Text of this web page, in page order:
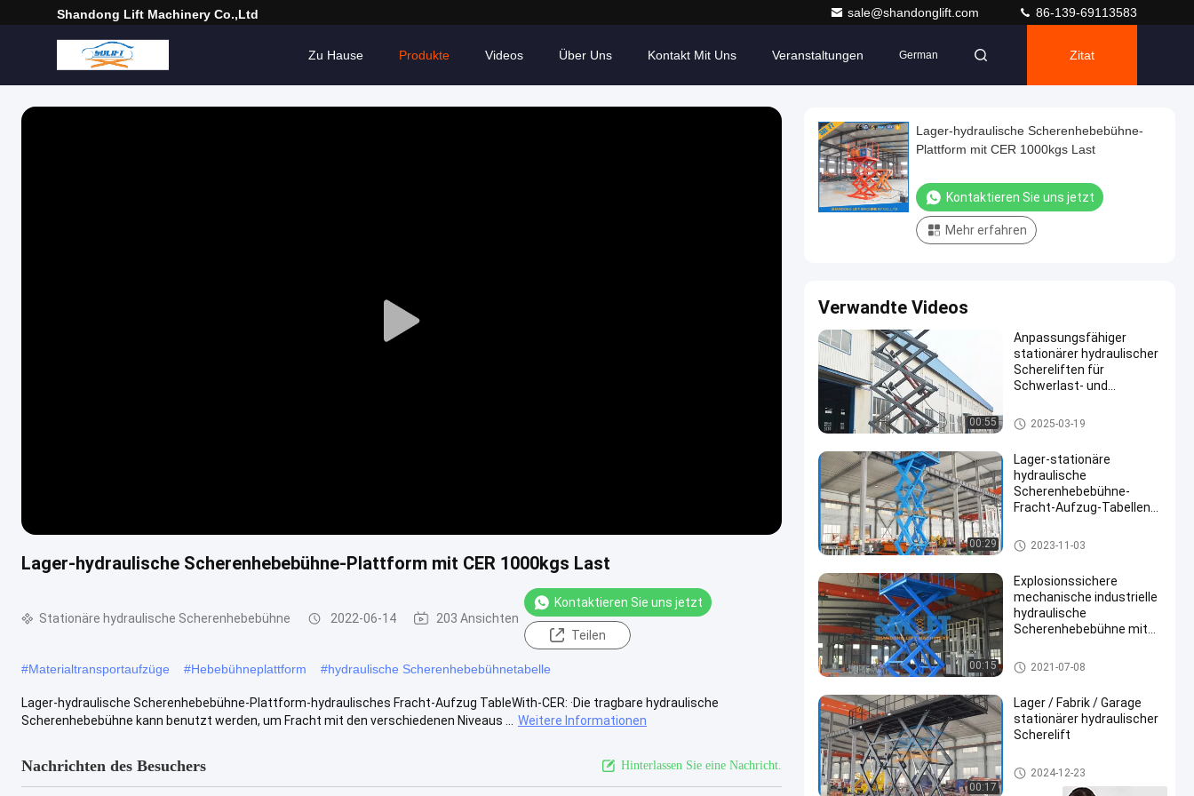
Shandong Lift Machinery Co.,Ltd sale@shandonglift.com 86-139-69113583
Zu Hause Produkte Videos Über Uns Kontakt Mit Uns Veranstaltungen German Zitat
Play
Lager-hydraulische Scherenhebebühne-Plattform mit CER 1000kgs Last
Stationäre hydraulische Scherenhebebühne 2022-06-14 203 Ansichten
Kontaktieren Sie uns jetzt
Teilen
#Materialtransportaufzüge #Hebebühneplattform #hydraulische Scherenhebebühnetabelle
Lager-hydraulische Scherenhebebühne-Plattform-hydraulisches Fracht-Aufzug TableWith-CER: ·Die tragbare hydraulische
Scherenhebebühne kann benutzt werden, um Fracht mit den verschiedenen Niveaus ...
Weitere Informationen
Nachrichten des Besuchers Hinterlassen Sie eine Nachricht.
Lager-hydraulische Scherenhebebühne-
Plattform mit CER 1000kgs Last
Kontaktieren Sie uns jetzt
Mehr erfahren
Verwandte Videos
00:55
Anpassungsfähiger
stationärer hydraulischer
Schereliften für
Schwerlast- und
Frachtbearbeitung
Stationäre hydraulische Scher
enhebebühne
2025-03-19
00:29
Lager-stationäre
hydraulische
Scherenhebebühne-
Fracht-Aufzug-Tabellen-
Stationäre hydraulische Scher
enhebebühne
2023-11-03
00:15
Explosionssichere
mechanische industrielle
hydraulische
Scherenhebebühne mit
Stationäre hydraulische Scher
enhebebühne
2021-07-08
00:17
Lager / Fabrik / Garage
stationärer hydraulischer
Scherelift
Stationäre hydraulische Scher
enhebebühne
2024-12-23